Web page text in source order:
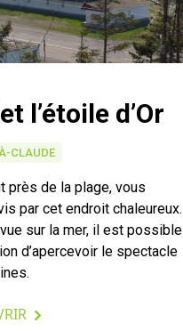
l’étoile d’Or
CLAUDE
près de la plage, vous
par cet endroit chaleureux.
vue sur la mer, il est possible
d’apercevoir le spectacle